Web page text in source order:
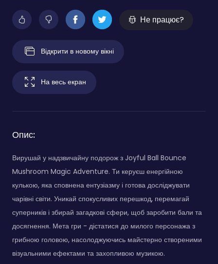
Не працює?
Відкрити в новому вікні
На весь екран
Опис:
Вирушай у надзвичайну подорож з Joyful Ball Bounce
Mushroom Magic Adventure. Ти керуєш енергійною
кулькою, яка сповнена ентузіазму і готова досліджувати
чарівні світи. Уникай спокусливих перешкод, перемагай
суперників і збирай загадкові сфери, щоб заробити бали та
досягнення. Мета гри - дістатися до милого персонажа з
грибною головою, насолоджуючись майстерно створеними
візуальними ефектами та захопливою музикою.